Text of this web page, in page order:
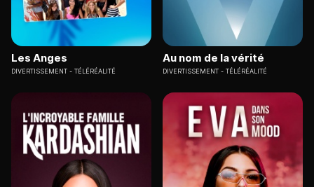
Les Anges
DIVERTISSEMENT TÉLÉRÉALITÉ
Au nom de la vérité
DIVERTISSEMENT TÉLÉRÉALITÉ